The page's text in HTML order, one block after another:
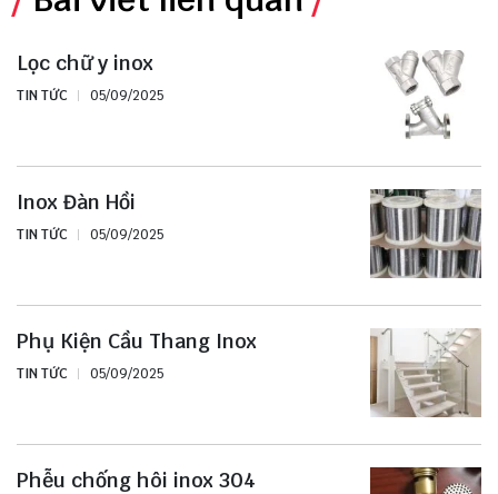
Lọc chữ y inox
TIN TỨC 05/09/2025
Inox Đàn Hồi
TIN TỨC 05/09/2025
Phụ Kiện Cầu Thang Inox
TIN TỨC 05/09/2025
Phễu chống hôi inox 304